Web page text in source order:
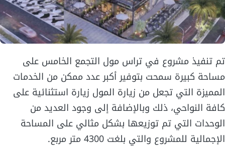
تم تنفيذ مشروع في تراس مول التجمع الخامس على
مساحة كبيرة سمحت بتوفير أكبر عدد ممكن من الخدمات
المميزة التي تجعل من زيارة المول زيارة استثنائية على
كافة النواحي، ذلك وبالإضافة إلى وجود العديد من
الوحدات التي تم توزيعها بشكل مثالي على المساحة
الإجمالية للمشروع والتي بلغت 4300 متر مربع.